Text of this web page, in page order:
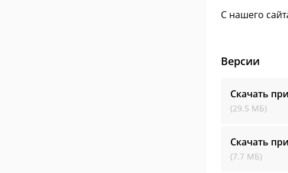
С нашего
Версии
Скачать
(29.5 МБ)
Скачать
(7.7 МБ)